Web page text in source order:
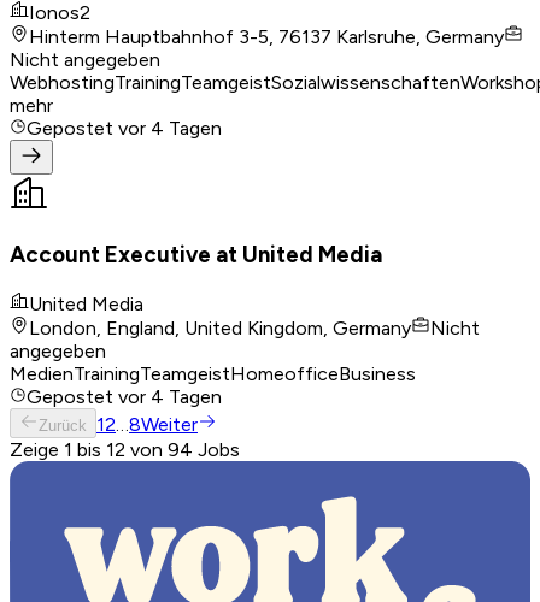
Ionos2
Hinterm Hauptbahnhof 3-5, 76137 Karlsruhe, Germany
Nicht angegeben
WebhostingTrainingTeamgeistSozialwissenschaften
mehr
Gepostet vor 4 Tagen
Account Executive at United Media
United Media
London, England, United Kingdom, Germany
Nicht
angegeben
MedienTrainingTeamgeistHomeofficeBusiness
Gepostet vor 4 Tagen
Zurück 12 8Weiter
Zeige 1 bis 12 von 94 Jobs